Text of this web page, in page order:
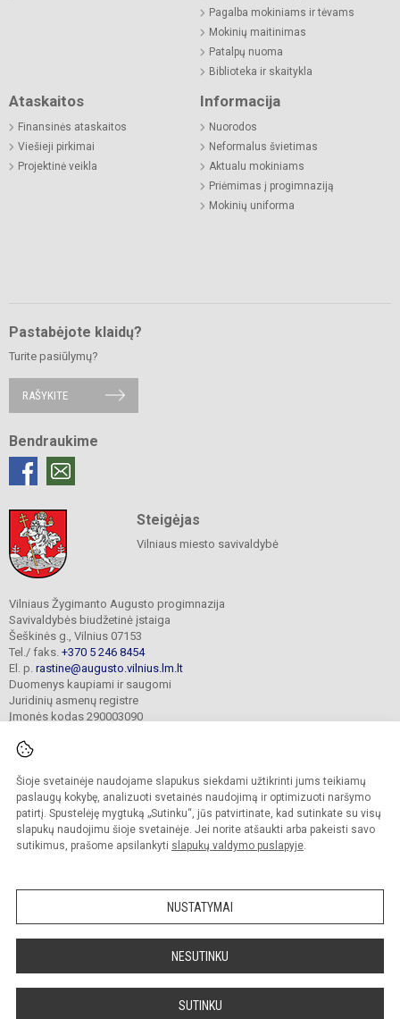
Šioje svetainėje naudojame slapukus siekdami užtikrinti jums teikiamų
paslaugų kokybę, analizuoti svetainės naudojimą ir optimizuoti naršymo
patirtį. Spustelėję mygtuką „Sutinku“, jūs patvirtinate, kad sutinkate su visų
slapukų naudojimu šioje svetainėje. Jei norite atšaukti arba pakeisti savo
sutikimus, prašome apsilankyti slapukų valdymo puslapyje.
NUSTATYMAI
NESUTINKU
SUTINKU
Pagalba mokiniams ir tėvams
Mokinių maitinimas
Patalpų nuoma
Biblioteka ir skaitykla
Ataskaitos
Finansinės ataskaitos
Viešieji pirkimai
Projektinė veikla
Informacija
Nuorodos
Neformalus švietimas
Aktualu mokiniams
Priėmimas į progimnaziją
Mokinių uniforma
Pastabėjote klaidų?
Turite pasiūlymų?
RAŠYKITE
Bendraukime
Steigėjas
Vilniaus miesto savivaldybė
Vilniaus Žygimanto Augusto progimnazija
Savivaldybės biudžetinė įstaiga
Šeškinės g., Vilnius 07153
Tel./ faks. +370 5 246 8454
El. p. rastine@augusto.vilnius.lm.lt
Duomenys kaupiami ir saugomi
Juridinių asmenų registre
Įmonės kodas 290003090
© 2021. Vilniaus Žygimanto Augusto progimnazija. Visos teisės saugomos.
Kopijuoti turinį be raštiško mokyklos sutikimo griežtai draudžiama.
Versija neįgaliesiems Slapukų valdymas